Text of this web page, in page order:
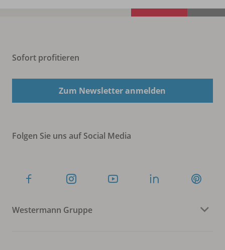
Sofort profitieren
Zum Newsletter anmelden
Folgen Sie uns auf Social Media
Westermann Gruppe